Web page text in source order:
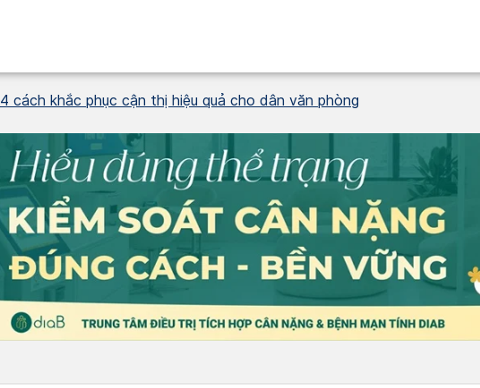
4 cách khắc phục cận thị hiệu quả cho dân văn phòng